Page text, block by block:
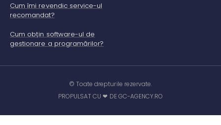
Cum îmi revendic service-ul
recomandat?
Cum obțin software-ul de
gestionare a programărilor?
© Toate drepturile rezervate.
PROPULSAT CU ❤ DE GC-AGENCY.RO